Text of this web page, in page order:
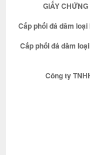
GIẤY
Cấp phối đá dăm
Cấp phối đá dăm
Công ty